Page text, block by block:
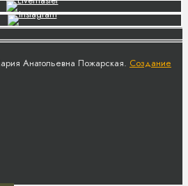
Анатольевна Пожарская. Создание